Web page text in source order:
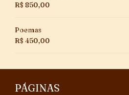
R$ 850,00
Poemas
R$ 450,00
PÁGINAS